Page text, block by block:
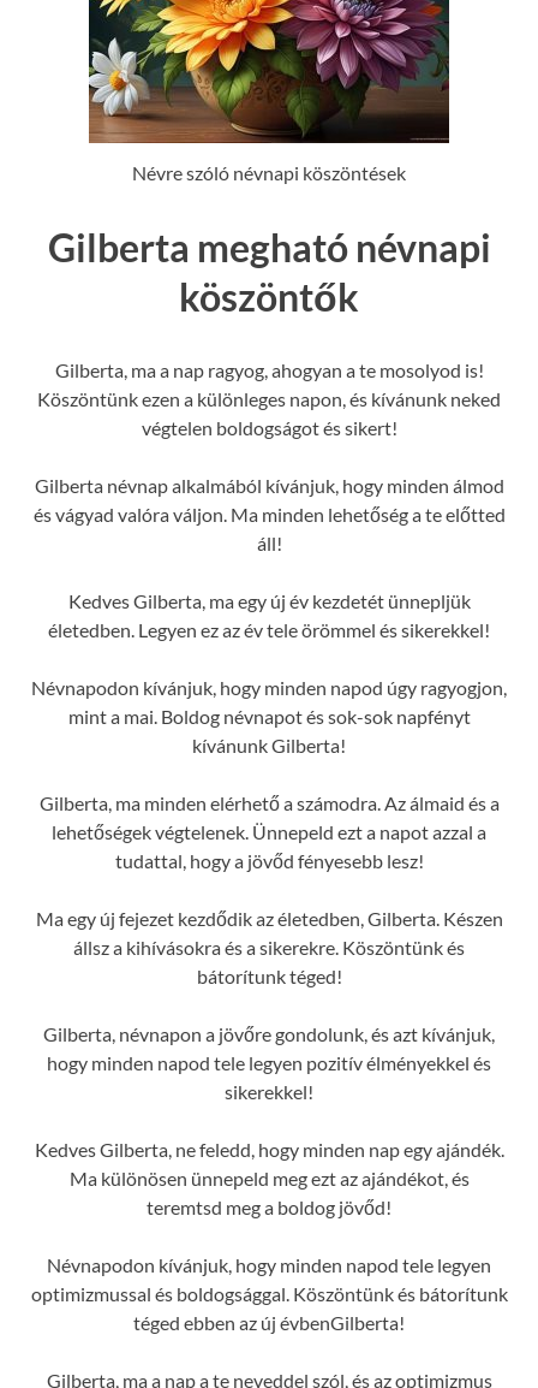
Névre szóló névnapi köszöntések
Gilberta megható névnapi
köszöntők
Gilberta, ma a nap ragyog, ahogyan a te mosolyod is!
Köszöntünk ezen a különleges napon, és kívánunk neked
végtelen boldogságot és sikert!
Gilberta névnap alkalmából kívánjuk, hogy minden álmod
és vágyad valóra váljon. Ma minden lehetőség a te előtted
áll!
Kedves Gilberta, ma egy új év kezdetét ünnepljük
életedben. Legyen ez az év tele örömmel és sikerekkel!
Névnapodon kívánjuk, hogy minden napod úgy ragyogjon,
mint a mai. Boldog névnapot és sok-sok napfényt
kívánunk Gilberta!
Gilberta, ma minden elérhető a számodra. Az álmaid és a
lehetőségek végtelenek. Ünnepeld ezt a napot azzal a
tudattal, hogy a jövőd fényesebb lesz!
Ma egy új fejezet kezdődik az életedben, Gilberta. Készen
állsz a kihívásokra és a sikerekre. Köszöntünk és
bátorítunk téged!
Gilberta, névnapon a jövőre gondolunk, és azt kívánjuk,
hogy minden napod tele legyen pozitív élményekkel és
sikerekkel!
Kedves Gilberta, ne feledd, hogy minden nap egy ajándék.
Ma különösen ünnepeld meg ezt az ajándékot, és
teremtsd meg a boldog jövőd!
Névnapodon kívánjuk, hogy minden napod tele legyen
optimizmussal és boldogsággal. Köszöntünk és bátorítunk
téged ebben az új évbenGilberta!
Gilberta, ma a nap a te neveddel szól, és az optimizmus